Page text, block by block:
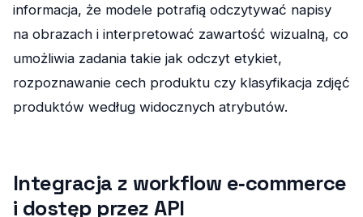
informacja, że modele potrafią odczytywać napisy
na obrazach i interpretować zawartość wizualną, co
umożliwia zadania takie jak odczyt etykiet,
rozpoznawanie cech produktu czy klasyfikacja zdjęć
produktów według widocznych atrybutów.
Integracja z workflow e‑commerce
i dostęp przez API